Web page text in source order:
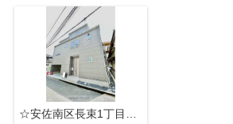
☆安佐南区長束1丁目 新築分譲☆